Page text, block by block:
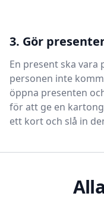
3. Gör
En present ska
personen inte
öppna presenten
för att ge en
ett kort och slå in